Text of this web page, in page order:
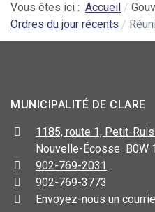
Vous êtes ici : Accueil
Ordres du jour récents
MUNICIPALITÉ DE CLARE
1185, route 1, Petit-
Nouvelle-Écosse B0W
902-769-2031
902-769-3773
Envoyez-nous un